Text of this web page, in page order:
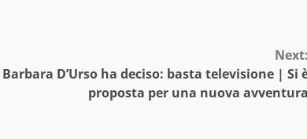
Barbara D’Urso ha deciso: basta televisione | Si
proposta per una nuova